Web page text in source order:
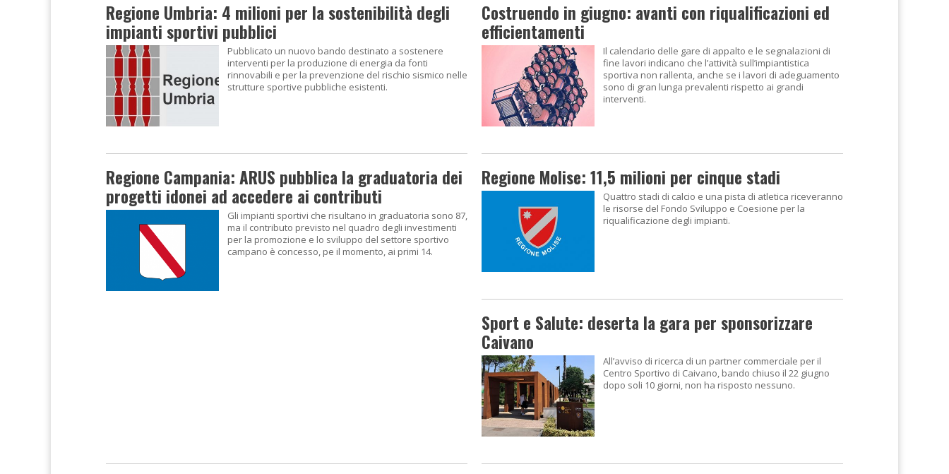
Regione Umbria: 4 milioni per la sostenibilità degli
impianti sportivi pubblici
Pubblicato un nuovo bando destinato a sostenere
interventi per la produzione di energia da fonti
rinnovabili e per la prevenzione del rischio sismico nelle
strutture sportive pubbliche esistenti.
Costruendo in giugno: avanti con riqualificazioni ed
efficientamenti
Il calendario delle gare di appalto e le segnalazioni di
fine lavori indicano che l’attività sull’impiantistica
sportiva non rallenta, anche se i lavori di adeguamento
sono di gran lunga prevalenti rispetto ai grandi
interventi.
Regione Campania: ARUS pubblica la graduatoria dei
progetti idonei ad accedere ai contributi
Gli impianti sportivi che risultano in graduatoria sono 87,
ma il contributo previsto nel quadro degli investimenti
per la promozione e lo sviluppo del settore sportivo
campano è concesso, pe il momento, ai primi 14.
Regione Molise: 11,5 milioni per cinque stadi
Quattro stadi di calcio e una pista di atletica riceveranno
le risorse del Fondo Sviluppo e Coesione per la
riqualificazione degli impianti.
Sport e Salute: deserta la gara per sponsorizzare
Caivano
All’avviso di ricerca di un partner commerciale per il
Centro Sportivo di Caivano, bando chiuso il 22 giugno
dopo soli 10 giorni, non ha risposto nessuno.